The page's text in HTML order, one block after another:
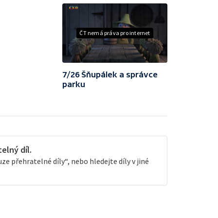
ČT nemá práva pro internet
7/26 Šňupálek a správce
parku
díl.
přehratelné díly“, nebo hledejte díly v jiné